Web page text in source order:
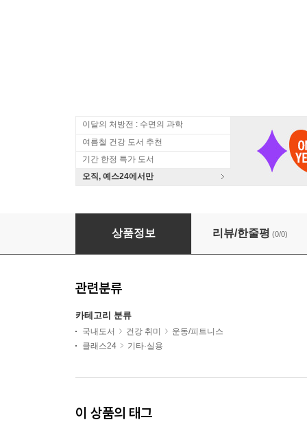
이달의 처방전 : 수면의 과학
여름철 건강 도서 추천
기간 한정 특가 도서
오직, 예스24에서만
『움직임의 법칙』 운동하는 데이브 저자 북토
상품정보 리뷰/한줄평 (0/0)
관련분류
카테고리 분류
국내도서 건강 취미
운동/피트니스
클래스24
기타·실용
이 상품의 태그